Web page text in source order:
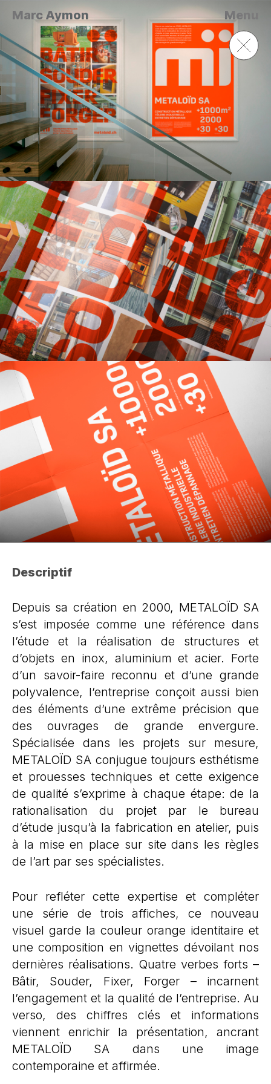
Marc Aymon Menu
Descriptif
Depuis sa création en 2000, METALOÏD SA
s’est imposée comme une référence dans
l’étude et la réalisation de structures et
d’objets en inox, aluminium et acier. Forte
d’un savoir-faire reconnu et d’une grande
polyvalence, l’entreprise conçoit aussi bien
des éléments d’une extrême précision que
des ouvrages de grande envergure.
Spécialisée dans les projets sur mesure,
METALOÏD SA conjugue toujours esthétisme
et prouesses techniques et cette exigence
de qualité s’exprime à chaque étape: de la
rationalisation du projet par le bureau
d’étude jusqu’à la fabrication en atelier, puis
à la mise en place sur site dans les règles
de l’art par ses spécialistes.
Pour refléter cette expertise et compléter
une série de trois affiches, ce nouveau
visuel garde la couleur orange identitaire et
une composition en vignettes dévoilant nos
dernières réalisations. Quatre verbes forts –
Bâtir, Souder, Fixer, Forger – incarnent
l’engagement et la qualité de l’entreprise. Au
verso, des chiffres clés et informations
viennent enrichir la présentation, ancrant
METALOÏD SA dans une image
contemporaine et affirmée.